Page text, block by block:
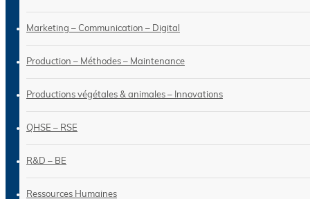
Marketing – Communication – Digital
Production – Méthodes – Maintenance
Productions végétales & animales – Innovations
QHSE – RSE
R&D – BE
Ressources Humaines